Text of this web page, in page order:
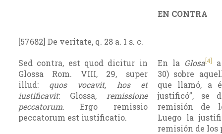
EN CONTRA
[57682] De veritate, q. 28 a. 1 s. c.
Sed contra, est quod dicitur in
Glossa Rom. VIII, 29, super
illud: quos vocavit, hos et
iustificavit: Glossa,
remissione
peccatorum. Ergo remissio
peccatorum est iustificatio.
En la Glosa[4]
30) sobre
que llamó, a
justificó”, se
remisión de
Luego la
remisión de los